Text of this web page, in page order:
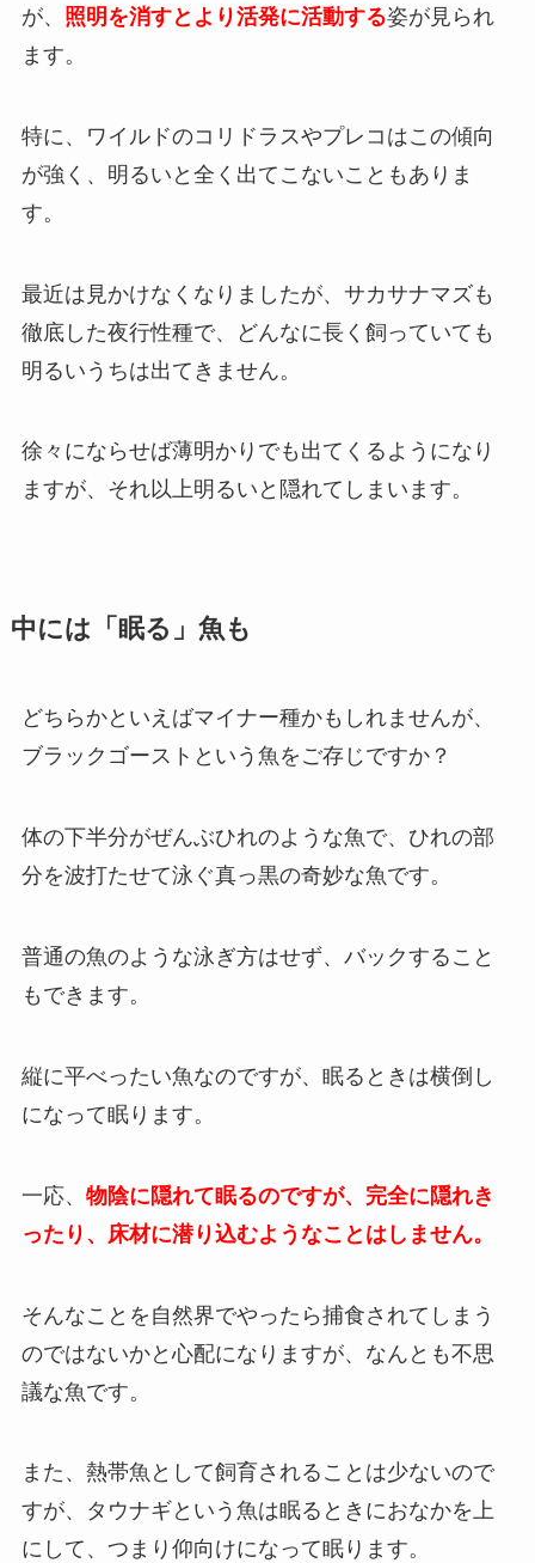
が、 照明を消すとより活発に活動する姿が見られ
ます。
特に、ワイルドのコリドラスやプレコはこの傾向
が強く、明るいと全く出てこないこともありま
す。
最近は見かけなくなりましたが、サカサナマズも
徹底した夜行性種で、どんなに長く飼っていても
明るいうちは出てきません。
徐々にならせば薄明かりでも出てくるようになり
ますが、それ以上明るいと隠れてしまいます。
中には「眠る」魚も
どちらかといえばマイナー種かもしれませんが、
ブラックゴーストという魚をご存じですか？
体の下半分がぜんぶひれのような魚で、ひれの部
分を波打たせて泳ぐ真っ黒の奇妙な魚です。
普通の魚のような泳ぎ方はせず、バックすること
もできます。
縦に平べったい魚なのですが、眠るときは横倒し
になって眠ります。
一応、 物陰に隠れて眠るのですが、完全に隠れき
ったり、床材に潜り込むようなことはしません。
そんなことを自然界でやったら捕食されてしまう
のではないかと心配になりますが、なんとも不思
議な魚です。
また、熱帯魚として飼育されることは少ないので
すが、タウナギという魚は眠るときにおなかを上
にして、つまり仰向けになって眠ります。